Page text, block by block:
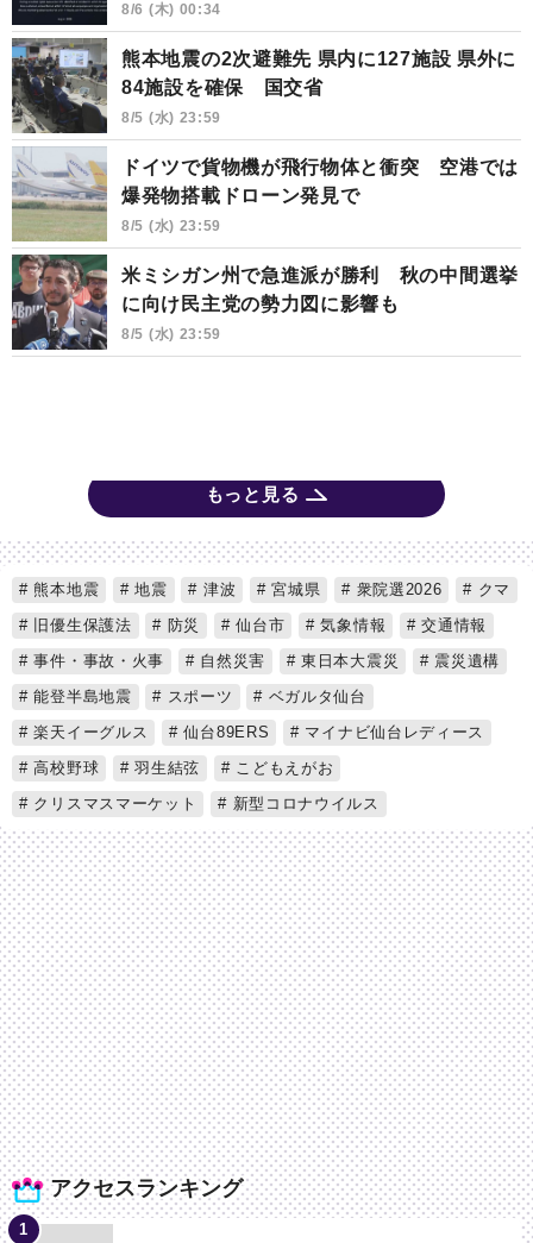
8/6 (木) 00:34
熊本地震の2次避難先 県内に127施設 県外に
84施設を確保 国交省
8/5 (水) 23:59
ドイツで貨物機が飛行物体と衝突 空港では
爆発物搭載ドローン発見で
8/5 (水) 23:59
米ミシガン州で急進派が勝利 秋の中間選挙
に向け民主党の勢力図に影響も
8/5 (水) 23:59
もっと見る
アクセスランキング
熊本地震 地震 津波 宮城県 衆院選2026
クマ
旧優生保護法
防災 仙台市 気象情報
交通情報
事件・事故・火事
自然災害 東日本大震災
震災遺構
能登半島地震
スポーツ
ベガルタ仙台
楽天イーグルス
仙台89ERS
マイナビ仙台レディース
高校野球
羽生結弦
こどもえがお
クリスマスマーケット
新型コロナウイルス